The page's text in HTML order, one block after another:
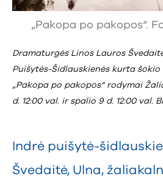
„Pakopa po pakopos“.
Dramaturgės Linos Lauros
Puišytės-Šidlauskienės kurta
„Pakopa po pakopos“ rodymai
d. 12:00 val. ir spalio 9 d. 12:00 val.
Indrė puišytė-
Švedaitė, Ulna,